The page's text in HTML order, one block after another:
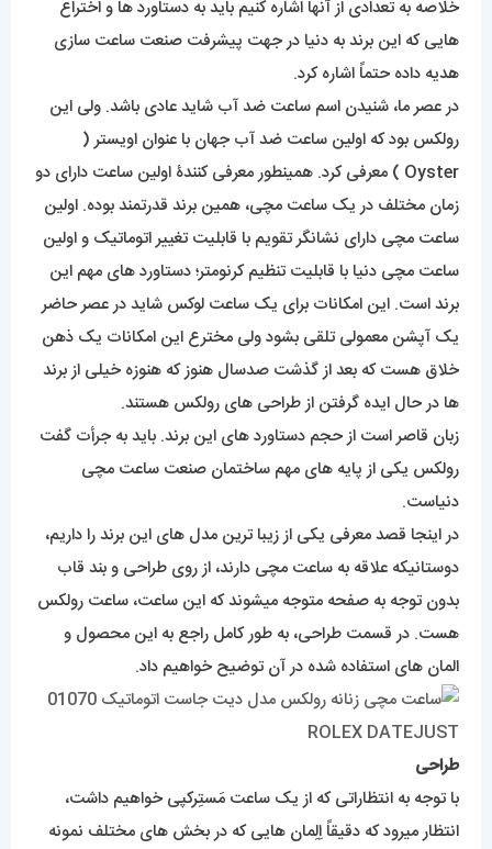
خلاصه به تعدادی از آنها اشاره کنیم باید به دستاورد ها و اختراع
هایی که این برند به دنیا در جهت پیشرفت صنعت ساعت سازی
هدیه داده حتماً اشاره کرد.
در عصر ما، شنیدن اسم ساعت ضد آب شاید عادی باشد. ولی این
رولکس بود که اولین ساعت ضد آب جهان با عنوان اویستر (
Oyster ) معرفی کرد. همینطور معرفی کنندۀ اولین ساعت دارای دو
زمان مختلف در یک ساعت مچی، همین برند قدرتمند بوده. اولین
ساعت مچی دارای نشانگر تقویم با قابلیت تغییر اتوماتیک و اولین
ساعت مچی دنیا با قابلیت تنظیم کرنومتر؛ دستاورد های مهم این
برند است. این امکانات برای یک ساعت لوکس شاید در عصر حاضر
یک آپشن معمولی تلقی بشود ولی مخترع این امکانات یک ذهن
خلاق هست که بعد از گذشت صدسال هنوز که هنوزه خیلی از برند
ها در حال ایده گرفتن از طراحی های رولکس هستند.
زبان قاصر است از حجم دستاورد های این برند. باید به جرأت گفت
رولکس یکی از پایه های مهم ساختمان صنعت ساعت مچی
دنیاست.
در اینجا قصد معرفی یکی از زیبا ترین مدل های این برند را داریم،
دوستانیکه علاقه به ساعت مچی دارند، از روی طراحی و بند قاب
بدون توجه به صفحه متوجه میشوند که این ساعت، ساعت رولکس
هست. در قسمت طراحی، به طور کامل راجع به این محصول و
المان های استفاده شده در آن توضیح خواهیم داد.
طراحی
با توجه به انتظاراتی که از یک ساعت مَستِرکپی خواهیم داشت،
انتظار میرود که دقیقاً اِلِمان هایی که در بخش های مختلف نمونه